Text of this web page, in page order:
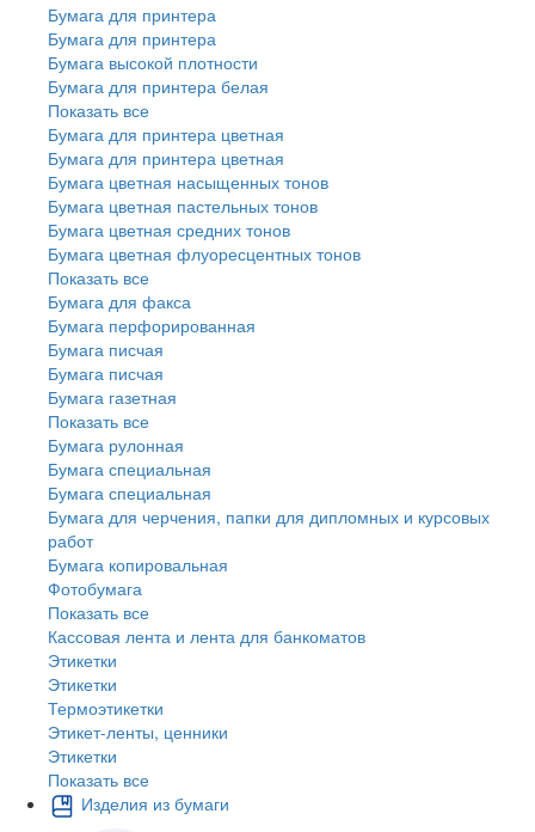
Бумага для принтера
Бумага для принтера
Бумага высокой плотности
Бумага для принтера белая
Показать все
Бумага для принтера цветная
Бумага для принтера цветная
Бумага цветная насыщенных тонов
Бумага цветная пастельных тонов
Бумага цветная средних тонов
Бумага цветная флуоресцентных тонов
Показать все
Бумага для факса
Бумага перфорированная
Бумага писчая
Бумага писчая
Бумага газетная
Показать все
Бумага рулонная
Бумага специальная
Бумага специальная
Бумага для черчения, папки для дипломных и курсовых
работ
Бумага копировальная
Фотобумага
Показать все
Кассовая лента и лента для банкоматов
Этикетки
Этикетки
Термоэтикетки
Этикет-ленты, ценники
Этикетки
Показать все
Изделия из бумаги